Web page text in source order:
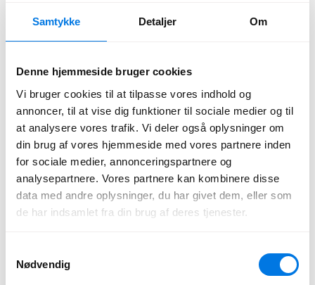
Samtykke Detaljer Om
Denne hjemmeside bruger cookies
Vi bruger cookies til at tilpasse vores indhold og
annoncer, til at vise dig funktioner til sociale medier og til
at analysere vores trafik. Vi deler også oplysninger om
din brug af vores hjemmeside med vores partnere inden
for sociale medier, annonceringspartnere og
analysepartnere. Vores partnere kan kombinere disse
data med andre oplysninger, du har givet dem, eller som
de har indsamlet fra din brug af deres tjenester.
Nødvendig
Indtast din adresse
varmepumpe til dit hjem i Espergærde? Amalo er din komplette
løsning i Espergærde. Vi specialiserer os i varmepumper i
Espergærde - det er vores hovedfokus!
Hvad skal du overveje ved valg af
varmepumpe i Espergærde?
Beslutningen om at få en varmepumpe i Espergærde er ikke altid
ligetil. Der er mange fordele, såsom energieffektivitet og
bæredygtighed, men det er også vigtigt at overveje de indledende
omkostninger og den nødvendige plads til installation. For mange i
Espergærde er det en investering, der betaler sig over tid, især med
Derudover er det afgørende at tænke på varmepumpens levetid og
eventuelle vedligeholdelsesomkostninger. At konsultere en ekspert i